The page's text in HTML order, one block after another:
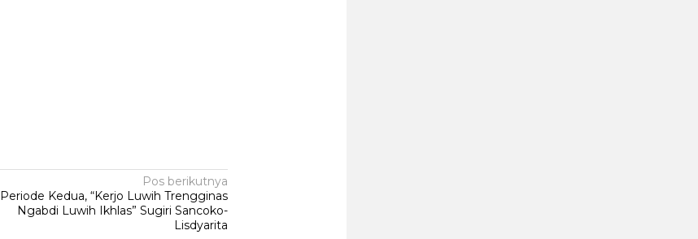
Pos berikutnya
Periode Kedua, “Kerjo Luwih Trengginas
Ngabdi Luwih Ikhlas” Sugiri Sancoko-
Lisdyarita